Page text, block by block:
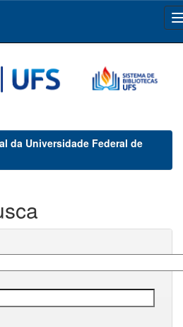
da Universidade Federal de